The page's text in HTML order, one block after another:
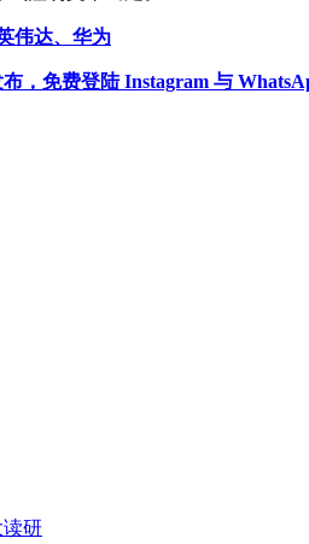
伟达、华为
，免费登陆 Instagram 与